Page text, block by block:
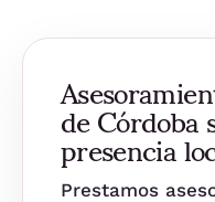
de
presencia
Prestamos